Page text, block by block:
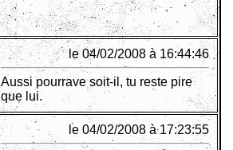
le 04/02/2008 à 16:44:46
Aussi pourrave soit-il, tu reste pire
que lui.
le 04/02/2008 à 17:23:55